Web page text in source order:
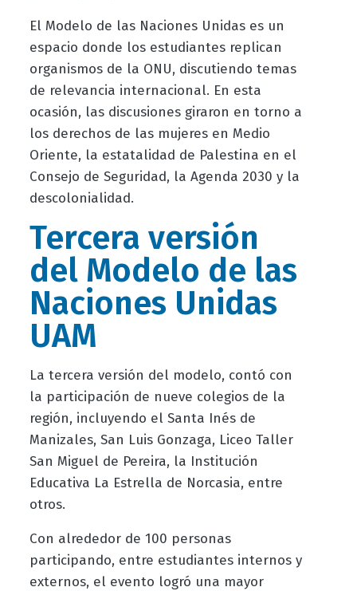
El Modelo de las Naciones Unidas es un
espacio donde los estudiantes replican
organismos de la ONU, discutiendo temas
de relevancia internacional. En esta
ocasión, las discusiones giraron en torno a
los derechos de las mujeres en Medio
Oriente, la estatalidad de Palestina en el
Consejo de Seguridad, la Agenda 2030 y la
descolonialidad.
Tercera versión
del Modelo de las
Naciones Unidas
UAM
La tercera versión del modelo, contó con
la participación de nueve colegios de la
región, incluyendo el Santa Inés de
Manizales, San Luis Gonzaga, Liceo Taller
San Miguel de Pereira, la Institución
Educativa La Estrella de Norcasia, entre
otros.
Con alrededor de 100 personas
participando, entre estudiantes internos y
externos, el evento logró una mayor